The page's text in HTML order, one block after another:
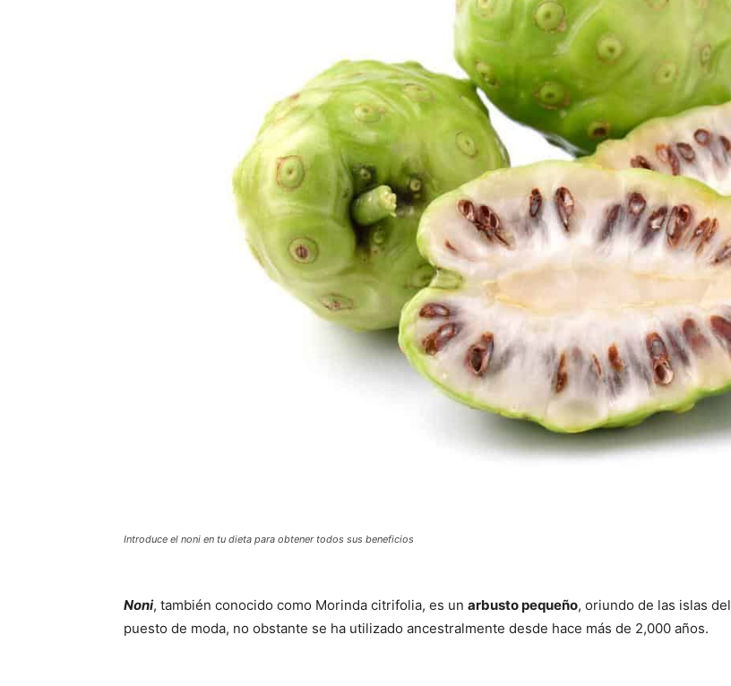
Introduce el noni en tu dieta para obtener todos sus beneficios
Noni, también conocido como Morinda citrifolia, es un arbusto pequeño, oriundo de las islas del
puesto de moda, no obstante se ha utilizado ancestralmente desde hace más de 2,000 años.